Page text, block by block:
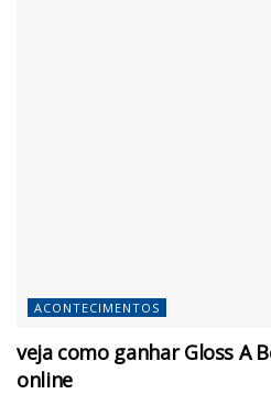
ACONTECIMENTOS
veja como ganhar Gloss A
online